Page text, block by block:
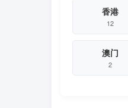
香港
12
澳门
2